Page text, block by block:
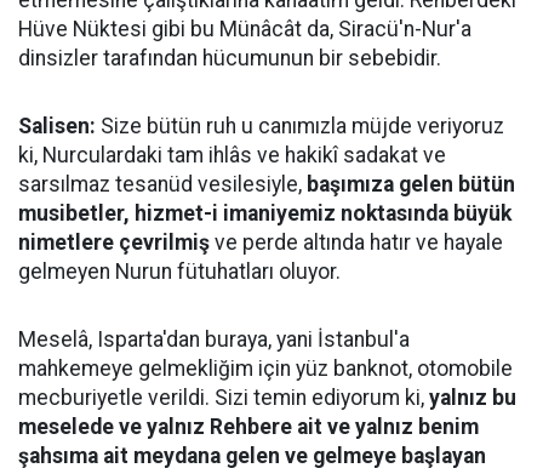
Hüve Nüktesi gibi bu Münâcât da, Siracü'n-Nur'a
dinsizler tarafından hücumunun bir sebebidir.
Salisen: Size bütün ruh u canımızla müjde veriyoruz
ki, Nurculardaki tam ihlâs ve hakikî sadakat ve
sarsılmaz tesanüd vesilesiyle, başımıza gelen bütün
musibetler, hizmet-i imaniyemiz noktasında büyük
nimetlere çevrilmiş ve perde altında hatır ve hayale
gelmeyen Nurun fütuhatları oluyor.
Meselâ, Isparta'dan buraya, yani İstanbul'a
mahkemeye gelmekliğim için yüz banknot, otomobile
mecburiyetle verildi. Sizi temin ediyorum ki, yalnız bu
meselede ve yalnız Rehbere ait ve yalnız benim
şahsıma ait meydana gelen ve gelmeye başlayan